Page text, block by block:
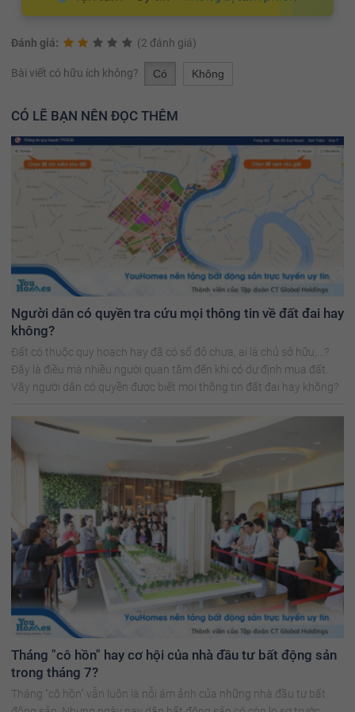
Đánh giá: (2 đánh giá)
Bài viết có hữu ích không? Có Không
CÓ LẼ BẠN NÊN ĐỌC THÊM
Người dân có quyền tra cứu mọi thông tin về đất đai hay
không?
Đất có thuộc quy hoạch hay đã có sổ đỏ chưa, ai là chủ sở hữu,…?
Đây là điều mà nhiều người quan tâm đến khi có dự định mua đất.
Vậy người dân có quyền được biết mọi thông tin đất đai hay không?
Tháng "cô hồn" hay cơ hội của nhà đầu tư bất động sản
trong tháng 7?
Tháng "cô hồn" vẫn luôn là nỗi ám ảnh của những nhà đầu tư bất